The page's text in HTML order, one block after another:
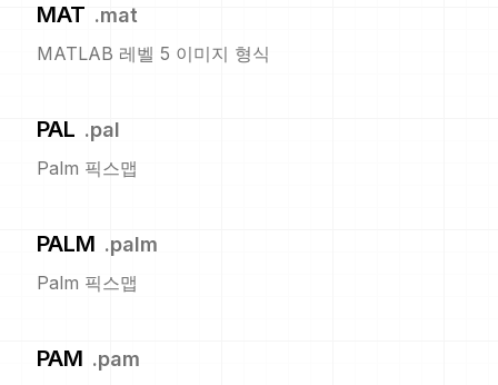
MAT .mat
MATLAB 레벨 5 이미지 형식
PAL .pal
Palm 픽스맵
PALM .palm
Palm 픽스맵
PAM .pam